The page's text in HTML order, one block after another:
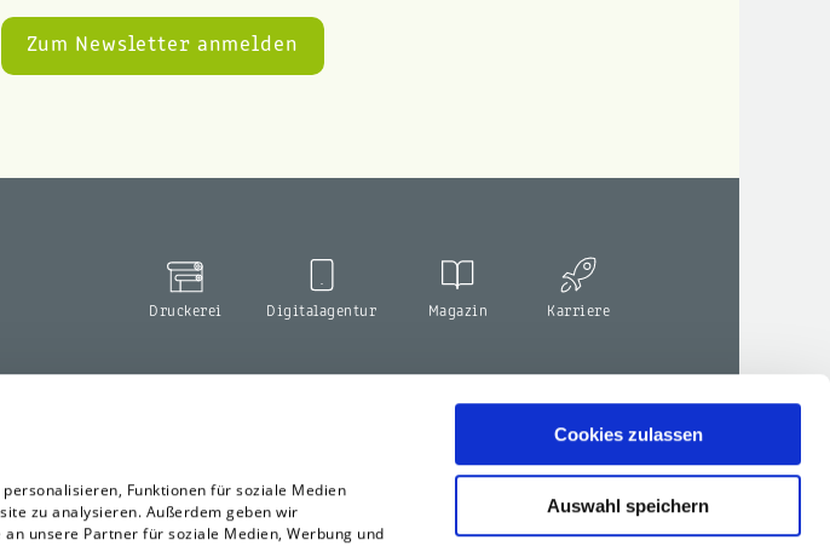
Funktionen für soziale Medien
zu analysieren. Außerdem geben wir
unsere Partner für soziale Medien, Werbung und
Cookies zulassen
Auswahl speichern
Druckerei Digitalagentur Magazin Karriere